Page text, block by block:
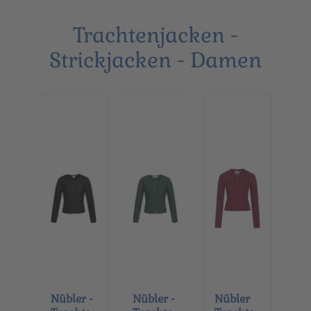
Trachtenjacken -
Strickjacken - Damen
Nübler -
Nübler -
Nübler